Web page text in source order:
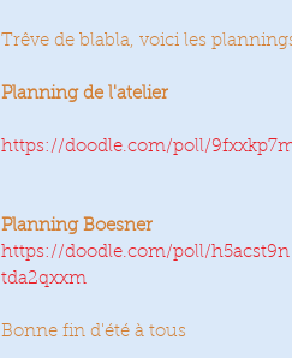
Trêve de blabla, voici les
Planning de l'atelier
https://doodle.com/poll/
Planning Boesner
https://doodle.com/poll/h5acst9n
tda2qxxm
Bonne fin d'été à tous